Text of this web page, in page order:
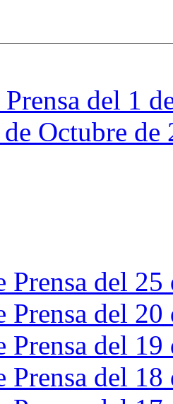
del 1
Octubre de
Prensa del
Prensa del
Prensa del
Prensa del